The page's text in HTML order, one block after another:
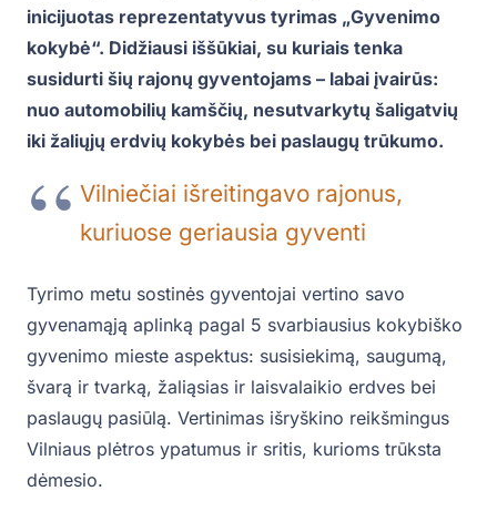
inicijuotas reprezentatyvus tyrimas „Gyvenimo
kokybė“. Didžiausi iššūkiai, su kuriais tenka
susidurti šių rajonų gyventojams – labai įvairūs:
nuo automobilių kamščių, nesutvarkytų šaligatvių
iki žaliųjų erdvių kokybės bei paslaugų trūkumo.
Vilniečiai išreitingavo rajonus,
kuriuose geriausia gyventi
Tyrimo metu sostinės gyventojai vertino savo
gyvenamąją aplinką pagal 5 svarbiausius kokybiško
gyvenimo mieste aspektus: susisiekimą, saugumą,
švarą ir tvarką, žaliąsias ir laisvalaikio erdves bei
paslaugų pasiūlą. Vertinimas išryškino reikšmingus
Vilniaus plėtros ypatumus ir sritis, kurioms trūksta
dėmesio.